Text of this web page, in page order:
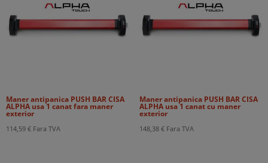
Maner antipanica PUSH BAR CISA
ALPHA usa 1 canat fara maner
exterior
114,59 € Fara TVA
Maner antipanica PUSH BAR CISA
ALPHA usa 1 canat cu maner
exterior
148,38 € Fara TVA